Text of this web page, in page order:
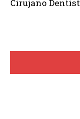
Cirujano